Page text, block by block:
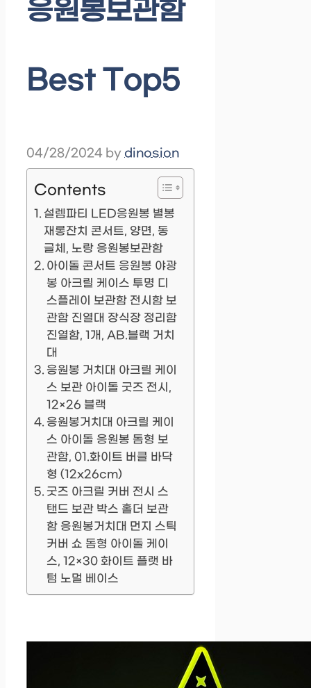
응원봉보관함
Best Top5
04/28/2024 by dinosion
Contents
설렘파티 LED응원봉 별봉
재롱잔치 콘서트, 양면, 동
글체, 노랑 응원봉보관함
아이돌 콘서트 응원봉 야광
봉 아크릴 케이스 투명 디
스플레이 보관함 전시함 보
관함 진열대 장식장 정리함
진열함, 1개, AB.블랙 거치
대
응원봉 거치대 아크릴 케이
스 보관 아이돌 굿즈 전시,
12×26 블랙
응원봉거치대 아크릴 케이
스 아이돌 응원봉 돔형 보
관함, 01.화이트 버클 바닥
형 (12x26cm)
굿즈 아크릴 커버 전시 스
탠드 보관 박스 홀더 보관
함 응원봉거치대 먼지 스틱
커버 쇼 돔형 아이돌 케이
스, 12×30 화이트 플랫 바
텀 노멀 베이스